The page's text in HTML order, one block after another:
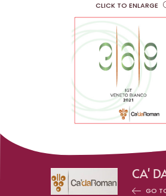
CLICK TO ENLARGE
CA'
GO